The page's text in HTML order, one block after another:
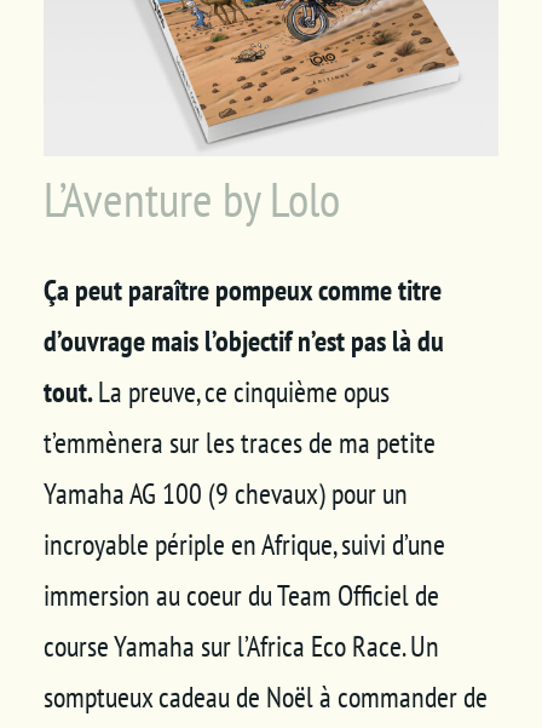
L’Aventure by Lolo
Ça peut paraître pompeux comme titre
d’ouvrage mais l’objectif n’est pas là du
tout.La preuve, ce cinquième opus
t’emmènera sur les traces de ma petite
Yamaha AG 100 (9 chevaux) pour un
incroyable périple en Afrique, suivi d’une
immersion au coeur du Team Officiel de
course Yamaha sur l’Africa Eco Race. Un
somptueux cadeau de Noël à commander de